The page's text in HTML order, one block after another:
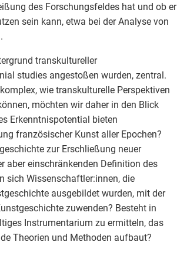
des Forschungsfeldes hat und ob er
sein kann, etwa bei der Analyse von
transkultureller
studies angestoßen wurden, zentral.
wie transkulturelle Perspektiven
möchten wir daher in den Blick
Erkenntnispotential bieten
französischer Kunst aller Epochen?
zur Erschließung neuer
aber einschränkenden Definition des
sich Wissenschaftler:innen, die
ausgebildet wurden, mit der
zuwenden? Besteht in
Instrumentarium zu ermitteln, das
Theorien und Methoden aufbaut?